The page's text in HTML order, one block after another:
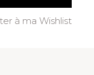
à ma Wishlist